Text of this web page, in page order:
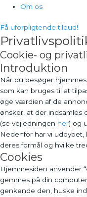
Om os
Få uforpligtende tilbud!
Cookie- og
Introduktion
Når du besøger
som kan bruges til at
øge værdien af de
ønsker, at der indsamles
(se vejledningen her) og
Nedenfor har vi uddybet,
deres formål og hvilke
Cookies
Hjemmesiden anvender
gemmes på din
genkende den, huske